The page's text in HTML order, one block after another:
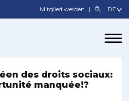
Mitglied werden
des droits sociaux:
manquée!?